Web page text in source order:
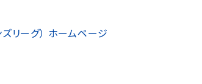
リーグ） ホームページ